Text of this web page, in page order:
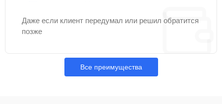
Даже если клиент передумал или решил обратится
позже
Все преимущества